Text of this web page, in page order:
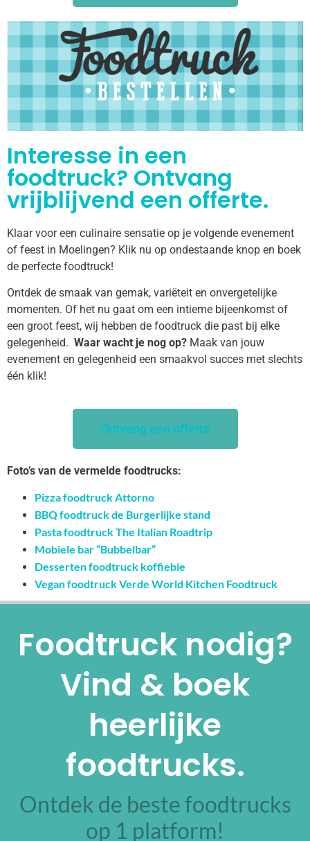
Interesse in een
foodtruck? Ontvang
vrijblijvend een offerte.
Klaar voor een culinaire sensatie op je volgende evenement
of feest in Moelingen? Klik nu op ondestaande knop en boek
de perfecte foodtruck!
Ontdek de smaak van gemak, variëteit en onvergetelijke
momenten. Of het nu gaat om een intieme bijeenkomst of
een groot feest, wij hebben de foodtruck die past bij elke
gelegenheid. Waar wacht je nog op? Maak van jouw
evenement en gelegenheid een smaakvol succes met slechts
één klik!
Ontvang een offerte
Foto’s van de vermelde foodtrucks:
Pizza foodtruck Attorno
BBQ foodtruck de Burgerlijke stand
Pasta foodtruck The Italian Roadtrip
Mobiele bar “Bubbelbar”
Desserten foodtruck koffiebie
Vegan foodtruck Verde World Kitchen Foodtruck
Foodtruck nodig?
Vind & boek
heerlijke
foodtrucks.
Ontdek de beste foodtrucks
op 1 platform!